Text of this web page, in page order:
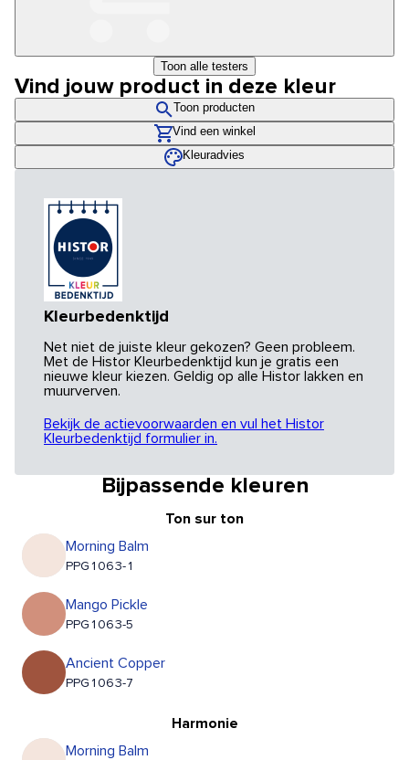
Toon alle testers
Vind jouw product in deze kleur
Toon producten
Vind een winkel
Kleuradvies
Kleurbedenktijd
Net niet de juiste kleur gekozen? Geen probleem.
Met de Histor Kleurbedenktijd kun je gratis een
nieuwe kleur kiezen. Geldig op alle Histor lakken en
muurverven.
Bekijk de actievoorwaarden en vul het Histor
Kleurbedenktijd formulier in.
Bijpassende kleuren
Ton sur ton
Morning Balm
PPG1063-1
Mango Pickle
PPG1063-5
Ancient Copper
PPG1063-7
Harmonie
Morning Balm